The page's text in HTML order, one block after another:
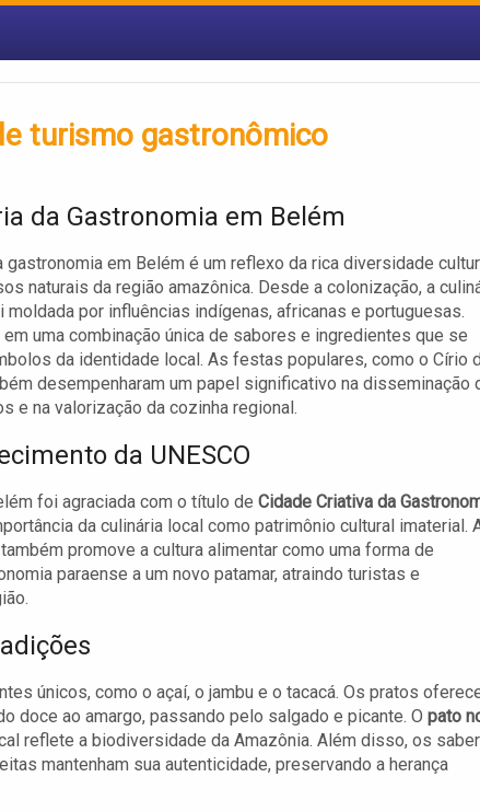
turismo gastronômico
da Gastronomia em Belém
gastronomia em Belém é um reflexo da rica diversidade
naturais da região amazônica. Desde a colonização, a
moldada por influências indígenas, africanas e portuguesas.
em uma combinação única de sabores e ingredientes que se
da identidade local. As festas populares, como o Círio
desempenharam um papel significativo na disseminação
e na valorização da cozinha regional.
da UNESCO
foi agraciada com o título de Cidade Criativa da
da culinária local como patrimônio cultural imaterial.
promove a cultura alimentar como uma forma de
paraense a um novo patamar, atraindo turistas e
únicos, como o açaí, o jambu e o tacacá. Os pratos
doce ao amargo, passando pelo salgado e picante. O pato
reflete a biodiversidade da Amazônia. Além disso, os
mantenham sua autenticidade, preservando a herança